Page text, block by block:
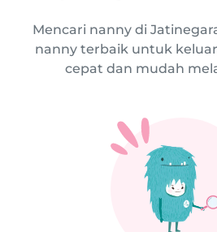
Mencari nanny di
nanny terbaik untuk
cepat dan mudah